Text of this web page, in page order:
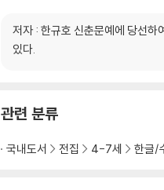
저자 : 한규호 신춘문예에 당선
있다.
관련 분류
국내도서 전집 4-7세 한글/